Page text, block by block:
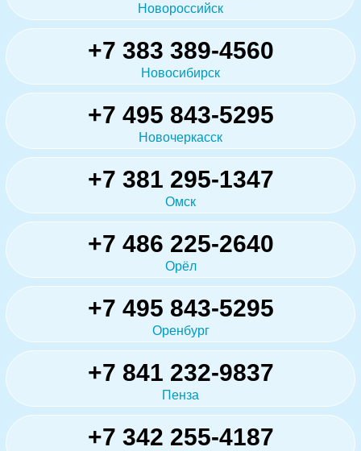
Новороссийск
+7 383 389-4560
Новосибирск
+7 495 843-5295
Новочеркасск
+7 381 295-1347
Омск
+7 486 225-2640
Орёл
+7 495 843-5295
Оренбург
+7 841 232-9837
Пенза
+7 342 255-4187